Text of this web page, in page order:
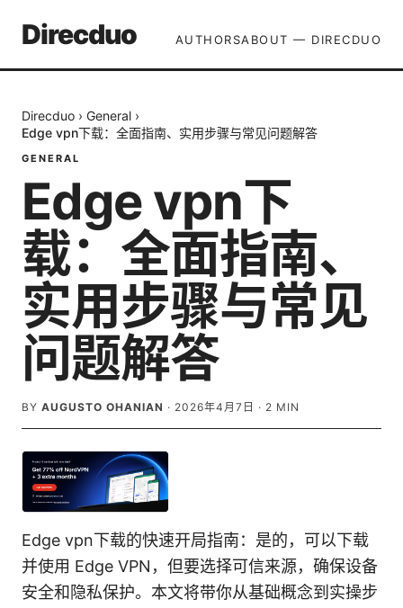
Direcduo AUTHORSABOUT — DIRECDUO
Direcduo › General ›
Edge vpn下载：全面指南、实用步骤与常见问题解答
GENERAL
Edge vpn下
载：全面指南、
实用步骤与常见
问题解答
BY AUGUSTO OHANIAN · 2026年4月7日 · 2 MIN
Edge vpn下载的快速开局指南：是的，可以下载
并使用 Edge VPN，但要选择可信来源，确保设备
安全和隐私保护。本文将带你从基础概念到实操步